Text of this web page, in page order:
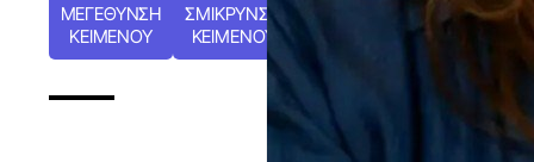
ΜΕΓΕΘΥΝΣΗ
ΚΕΙΜΕΝΟΥ
ΣΜΙΚΡΥΝΣΗ
ΚΕΙΜΕΝΟΥ